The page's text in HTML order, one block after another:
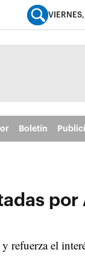
Boletín
por
refuerza el